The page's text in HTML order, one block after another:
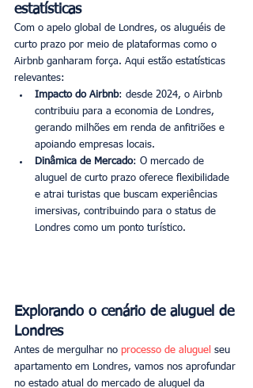
estatísticas
Com o apelo global de Londres, os aluguéis de
curto prazo por meio de plataformas como o
Airbnb ganharam força. Aqui estão estatísticas
relevantes:
Impacto do Airbnb: desde 2024, o Airbnb
contribuiu para a economia de Londres,
gerando milhões em renda de anfitriões e
apoiando empresas locais.
Dinâmica de Mercado: O mercado de
aluguel de curto prazo oferece flexibilidade
e atrai turistas que buscam experiências
imersivas, contribuindo para o status de
Londres como um ponto turístico.
Explorando o cenário de aluguel de
Londres
Antes de mergulhar no processo de aluguel seu
apartamento em Londres, vamos nos aprofundar
no estado atual do mercado de aluguel da